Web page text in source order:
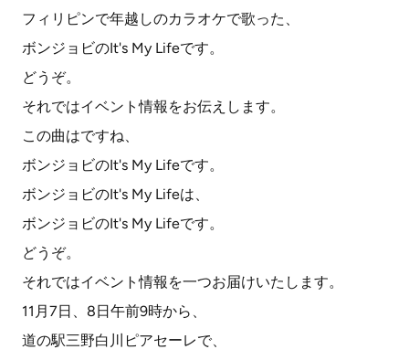
フィリピンで年越しのカラオケで歌った、
ボンジョビのIt's My Lifeです。
どうぞ。
それではイベント情報をお伝えします。
この曲はですね、
ボンジョビのIt's My Lifeです。
ボンジョビのIt's My Lifeは、
ボンジョビのIt's My Lifeです。
どうぞ。
それではイベント情報を一つお届けいたします。
11月7日、8日午前9時から、
道の駅三野白川ピアセーレで、